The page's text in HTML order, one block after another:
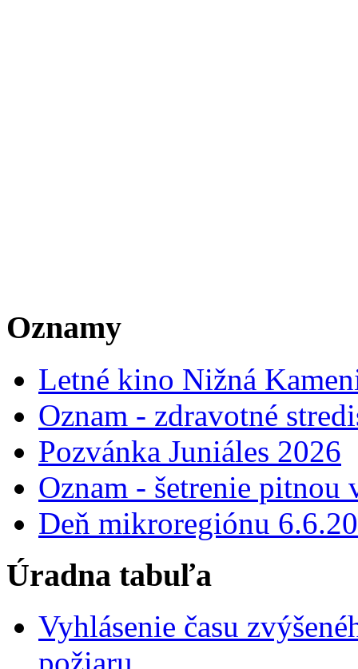
Oznamy
Letné kino Nižná
Oznam - zdravotné
Pozvánka Juniáles 2026
Oznam - šetrenie pitnou
Deň mikroregiónu
Úradna tabuľa
Vyhlásenie času